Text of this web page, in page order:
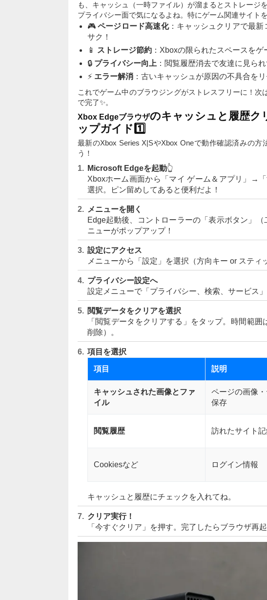
も、キャッシュ（一時ファイル）が溜まるとストレージ
プライバシー面で気になるよね。特にゲーム関連サイト
🎮 ページロード高速化：キャッシュクリアで最新
サク！
📱
ストレージ節約：Xboxの限られたスペースをゲ
🔒 プライバシー向上 ：閲覧履歴消去で友達に見られ
⚡ エラー解消：古いキャッシュが原因の不具合をリ
これでゲーム中のブラウジングがストレスフリーに！
で完了✨。
Xbox Edgeブラウザのキャッシュと履歴ク
ップガイド1️⃣
最新のXbox Series X|SやXbox Oneで動作確認済みの
う！
Microsoft Edgeを起動👆
Xboxホーム画面から「マイ ゲーム＆アプリ」→
選択。ピン留めしてあると便利だよ！
メニューを開く
Edge起動後、コントローラーの「表示ボタン」
ニューがポップアップ！
設定にアクセス
メニューから「設定」を選択（方向キー or スティ
プライバシー設定へ
設定メニューで「プライバシー、検索、サービス
閲覧データをクリアを選択
「閲覧データをクリアする」をタップ。時間範
削除）。
項目を選択
項目 説明
キャッシュされた画像とファ
イル
ページの画像
保存
閲覧履歴 訪れたサイト
Cookiesなど ログイン情報
キャッシュと履歴にチェックを入れてね。
クリア実行！
「今すぐクリア」を押す。完了したらブラウザ再